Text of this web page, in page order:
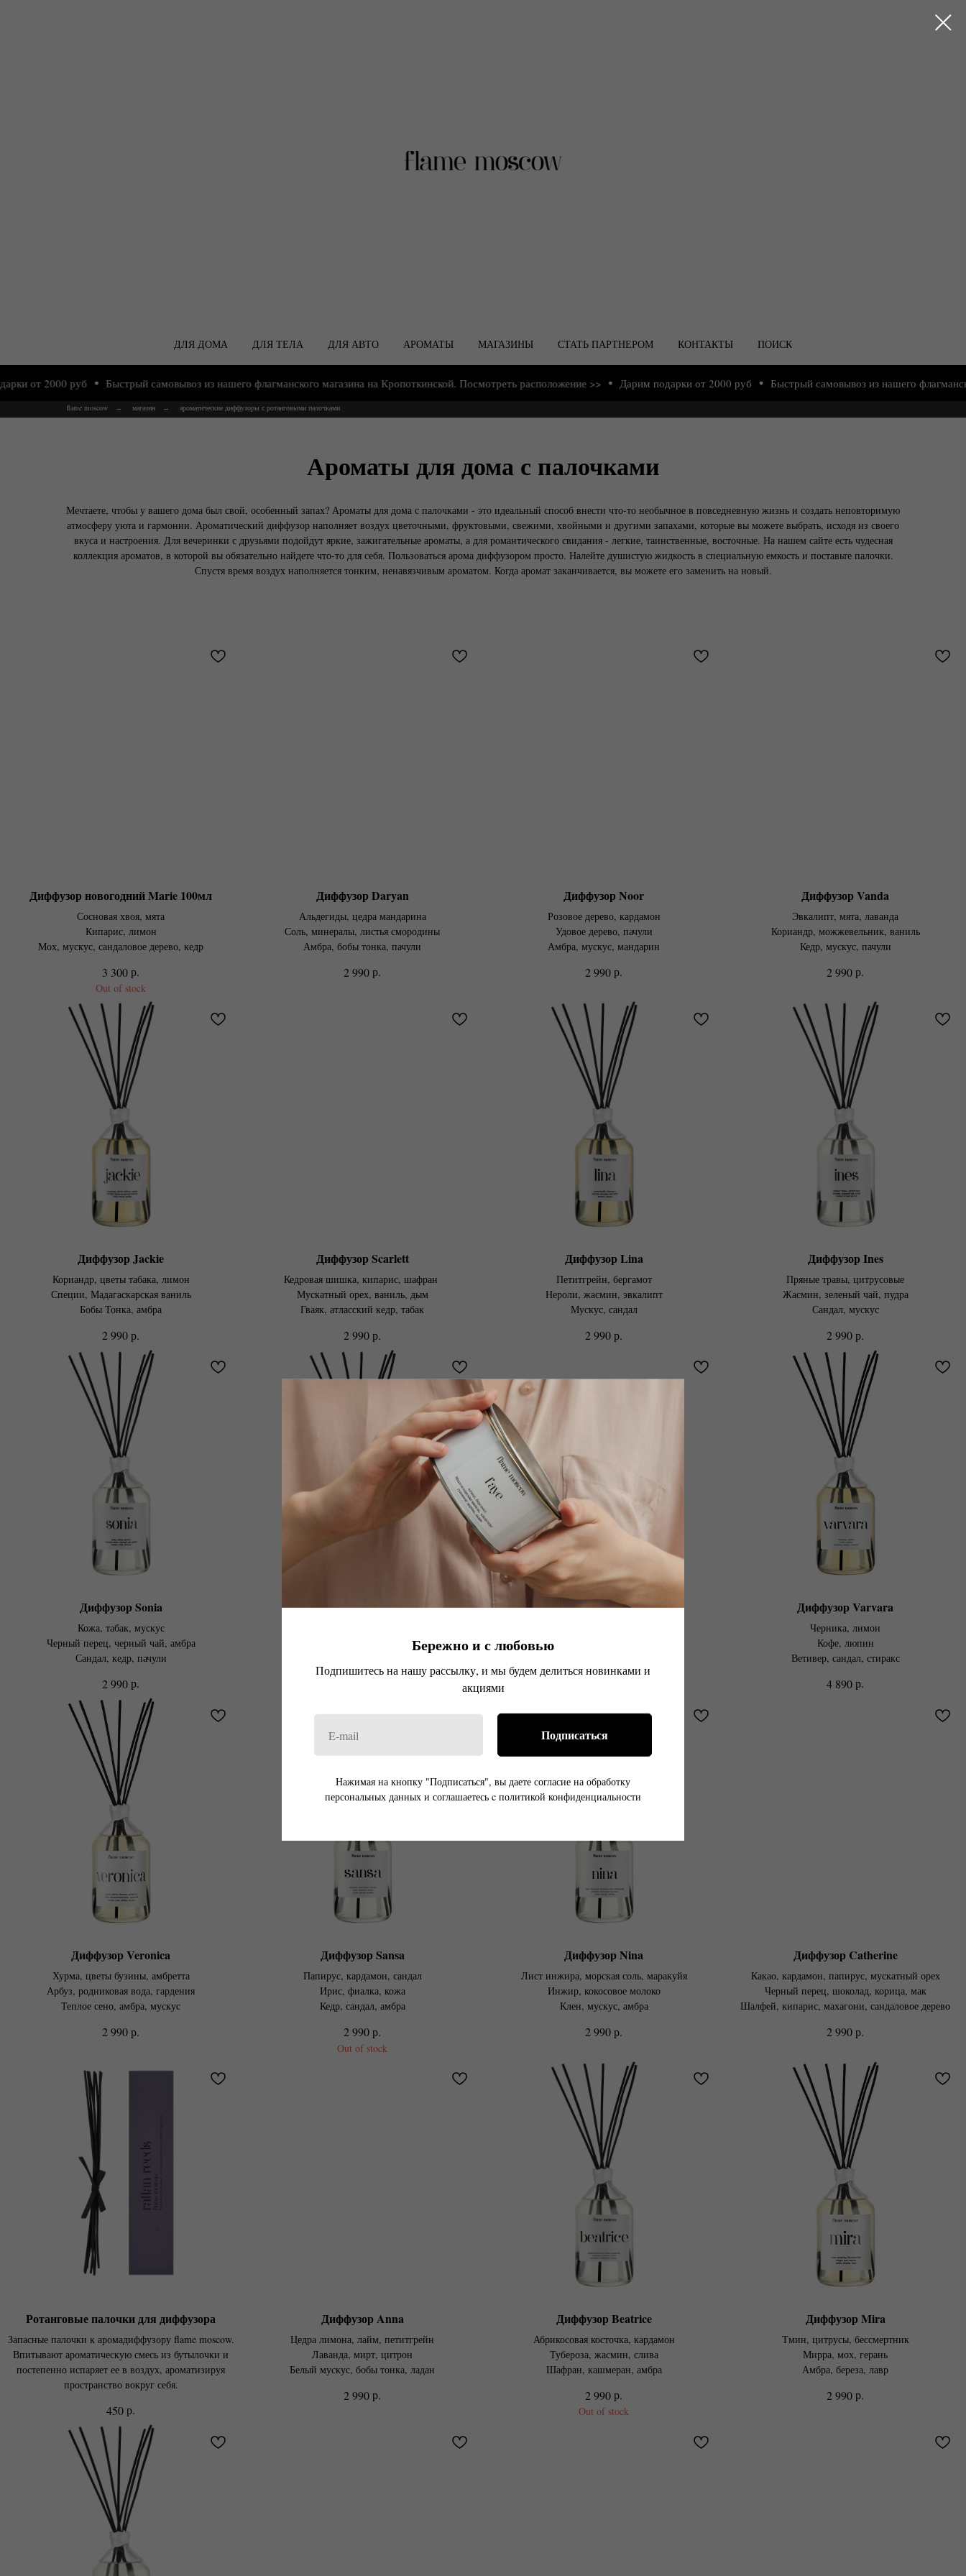
ДЛЯ ДОМА ДЛЯ ТЕЛА ДЛЯ АВТО АРОМАТЫ МАГАЗИНЫ СТАТЬ ПАРТНЕРОМ КОНТАКТЫ ПОИСК
руб Быстрый самовывоз из нашего флагманского магазина на Кропоткинской. Посмотреть расположение >> Дарим подарки от 2000 руб Быстрый самовывоз из нашего флагманского
flame moscow → магазин → ароматические диффузоры с ротанговыми палочками
Ароматы для дома с палочками
Мечтаете, чтобы у вашего дома был свой, особенный запах? Ароматы для дома с палочками - это идеальный способ внести что-то необычное в повседневную жизнь и создать неповторимую
атмосферу уюта и гармонии. Ароматический диффузор наполняет воздух цветочными, фруктовыми, свежими, хвойными и другими запахами, которые вы можете выбрать, исходя из своего
вкуса и настроения. Для вечеринки с друзьями подойдут яркие, зажигательные ароматы, а для романтического свидания - легкие, таинственные, восточные. На нашем сайте есть чудесная
коллекция ароматов, в которой вы обязательно найдете что-то для себя. Пользоваться арома диффузором просто. Налейте душистую жидкость в специальную емкость и поставьте палочки.
Спустя время воздух наполняется тонким, ненавязчивым ароматом. Когда аромат заканчивается, вы можете его заменить на новый.
Диффузор новогодний Marie 100мл
Сосновая хвоя, мята
Кипарис, лимон
Мох, мускус, сандаловое дерево, кедр
3 300р.
Out of stock
Диффузор Daryan
Альдегиды, цедра мандарина
Соль, минералы, листья смородины
Амбра, бобы тонка, пачули
2 990р.
Диффузор Noor
Розовое дерево, кардамон
Удовое дерево, пачули
Амбра, мускус, мандарин
2 990р.
Диффузор Vanda
Эвкалипт, мята, лаванда
Кориандр, можжевельник, ваниль
Кедр, мускус, пачули
2 990р.
Диффузор Jackie
Кориандр, цветы табака, лимон
Специи, Мадагаскарская ваниль
Бобы Тонка, амбра
2 990р.
Диффузор Scarlett
Кедровая шишка, кипарис, шафран
Мускатный орех, ваниль, дым​
Гваяк, атласский кедр, табак​
2 990р.
Диффузор Lina
Петитгрейн, бергамот
Нероли, жасмин, эвкалипт
Мускус, сандал
2 990р.
Диффузор Ines
Пряные травы, цитрусовые
Жасмин, зеленый чай, пудра
Сандал, мускус
2 990р.
Диффузор Sonia
Кожа, табак, мускус
Черный перец, черный чай, амбра
Сандал, кедр, пачули
2 990р.
Диффузор Cora
Ревень, лаванда, мирра, роза
Диффузор Alexandra Диффузор Varvara
Черника, лимон
Кофе, люпин
Ветивер, сандал, стиракс
4 890р.
Диффузор Veronica
Хурма, цветы бузины, амбретта
Арбуз, родниковая вода, гардения
Теплое сено, амбра, мускус
2 990р.
Диффузор Sansa
Папирус, кардамон, сандал
Ирис, фиалка, кожа
Кедр, сандал, амбра
2 990р.
Out of stock
Диффузор Nina
Лист инжира, морская соль, маракуйя
Инжир, кокосовое молоко
Клен, мускус, амбра
2 990р.
Диффузор Catherine
Какао, кардамон, папирус, мускатный орех
Черный перец, шоколад, корица, мак
Шалфей, кипарис, махагони, сандаловое дерево
2 990р.
Ротанговые палочки для диффузора
Запасные палочки к аромадиффузору flame moscow.
Впитывают ароматическую смесь из бутылочки и
постепенно испаряет ее в воздух, ароматизируя
пространство вокруг себя.
450р.
Диффузор Anna
Цедра лимона, лайм, петитгрейн
Лаванда, мирт, цитрон
Белый мускус, бобы тонка, ладан
2 990р.
Диффузор Beatrice
Абрикосовая косточка, кардамон
Тубероза, жасмин, слива
Шафран, кашмеран, амбра
2 990р.
Out of stock
Диффузор Mira
Тмин, цитрусы, бессмертник
Мирра, мох, герань
Амбра, береза, лавр
2 990р.
Бережно и с любовью
Подпишитесь на нашу рассылку, и мы будем делиться новинками и
акциями
Подписаться
Нажимая на кнопку "Подписаться", вы даете согласие на обработку
персональных данных и соглашаетесь c политикой конфиденциальности